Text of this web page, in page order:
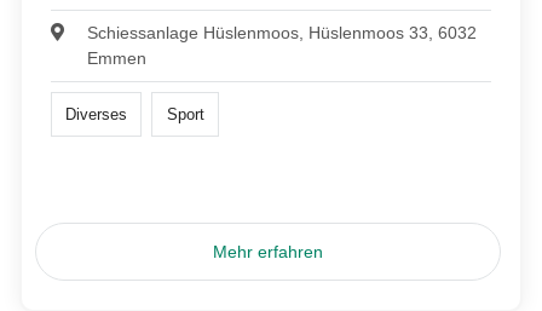
Schiessanlage Hüslenmoos, Hüslenmoos 33, 6032
Emmen
Diverses Sport
Mehr erfahren